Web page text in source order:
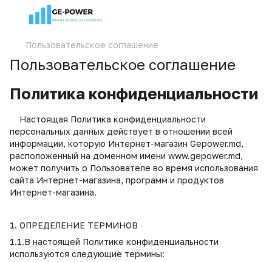
Пользовательское соглашение
Пользовательское соглашение
Политика конфиденциальности
Настоящая Политика конфиденциальности
персональных данных действует в отношении всей
информации, которую Интернет-магазин Gepower.md,
расположенный на доменном имени www.gepower.md,
может получить о Пользователе во время использования
сайта Интернет-магазина, программ и продуктов
Интернет-магазина.
1. ОПРЕДЕЛЕНИЕ ТЕРМИНОВ
1.1.В настоящей Политике конфиденциальности
используются следующие термины: